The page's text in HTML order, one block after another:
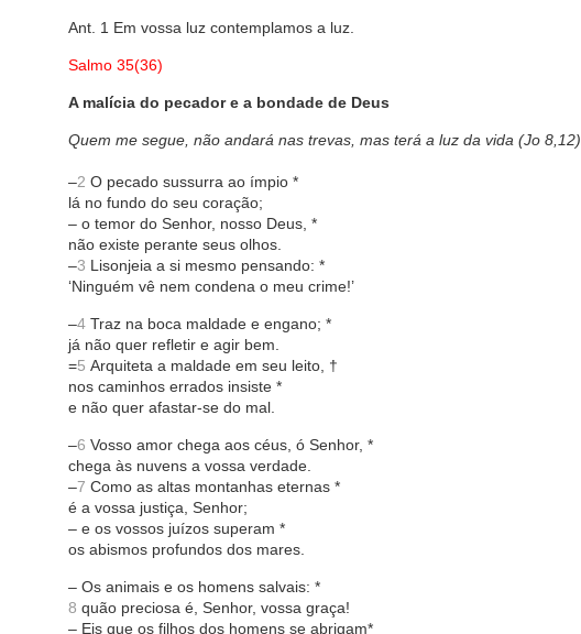
Ant. 1 Em vossa luz contemplamos a luz.
Salmo 35(36)
A malícia do pecador e a bondade de Deus
Quem me segue, não andará nas trevas, mas terá a luz da vida (Jo 8,12).
–2 O pecado sussurra ao ímpio *
lá no fundo do seu coração;
– o temor do Senhor, nosso Deus, *
não existe perante seus olhos.
–3 Lisonjeia a si mesmo pensando: *
‘Ninguém vê nem condena o meu crime!’
–4 Traz na boca maldade e engano; *
já não quer refletir e agir bem.
=5 Arquiteta a maldade em seu leito, †
nos caminhos errados insiste *
e não quer afastar-se do mal.
–6 Vosso amor chega aos céus, ó Senhor, *
chega às nuvens a vossa verdade.
–7 Como as altas montanhas eternas *
é a vossa justiça, Senhor;
– e os vossos juízos superam *
os abismos profundos dos mares.
– Os animais e os homens salvais: *
8 quão preciosa é, Senhor, vossa graça!
– Eis que os filhos dos homens se abrigam*